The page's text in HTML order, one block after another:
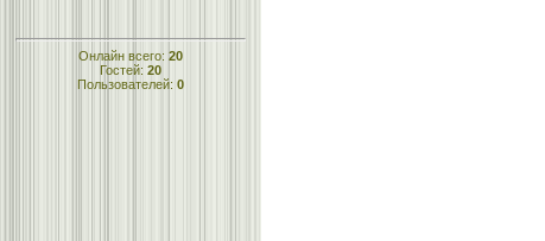
Онлайн всего: 20
Гостей: 20
Пользователей: 0